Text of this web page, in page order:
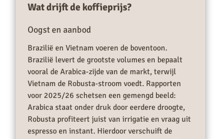
Wat drijft de koffieprijs?
Oogst en aanbod
Brazilië en Vietnam voeren de boventoon.
Brazilië levert de grootste volumes en bepaalt
vooral de Arabica-zijde van de markt, terwijl
Vietnam de Robusta-stroom voedt. Rapporten
voor 2025/26 schetsen een gemengd beeld:
Arabica staat onder druk door eerdere droogte,
Robusta profiteert juist van irrigatie en vraag uit
espresso en instant. Hierdoor verschuift de